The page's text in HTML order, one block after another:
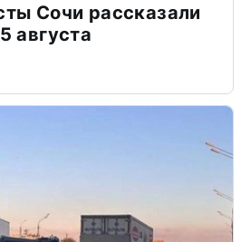
Сочи рассказали
августа